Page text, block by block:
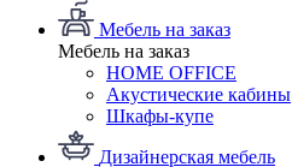
Мебель на заказ
Мебель на заказ
HOME OFFICE
Акустические кабины
Шкафы-купе
Дизайнерская мебель